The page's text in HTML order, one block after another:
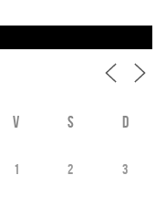
V S D
1 2 3